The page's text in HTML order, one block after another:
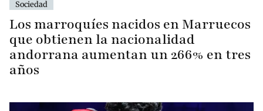
Sociedad
Los marroquíes nacidos en Marruecos
que obtienen la nacionalidad
andorrana aumentan un 266% en tres
años